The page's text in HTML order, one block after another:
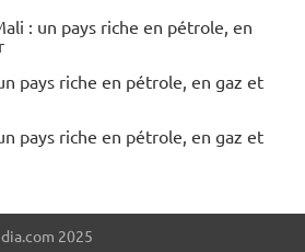
: un pays riche en pétrole, en
pays riche en pétrole, en gaz et
pays riche en pétrole, en gaz et
2025